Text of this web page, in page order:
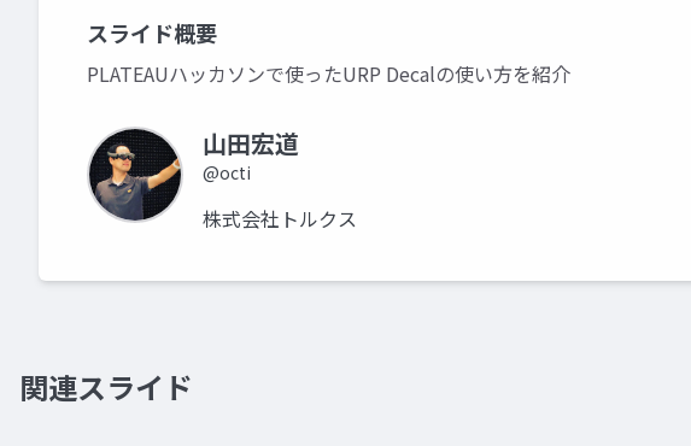
スライド概要
PLATEAUハッカソンで使ったURP Decalの使い方を紹介
山田宏道
@octi
株式会社トルクス
関連スライド